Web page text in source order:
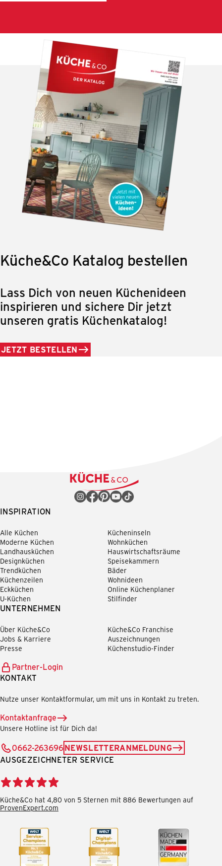
Küche&Co Katalog bestellen
Lass Dich von neuen Küchenideen
inspirieren und sichere Dir jetzt
unseren gratis Küchenkatalog!
JETZT BESTELLEN
INSPIRATION
Alle Küchen
Moderne Küchen
Landhausküchen
Designküchen
Trendküchen
Küchenzeilen
Eckküchen
U-Küchen
Kücheninseln
Wohnküchen
Hauswirtschaftsräume
Speisekammern
Bäder
Wohnideen
Online Küchenplaner
Stilfinder
UNTERNEHMEN
Über Küche&Co
Jobs & Karriere
Presse
Küche&Co Franchise
Auszeichnungen
Küchenstudio-Finder
Partner-Login
KONTAKT
Nutze unser Kontaktformular, um mit uns in Kontakt zu treten.
Kontaktanfrage
Unsere Hotline ist für Dich da!
0662-263696NEWSLETTERANMELDUNG
AUSGEZEICHNETER SERVICE
Küche&Co hat 4,80 von 5 Sternen mit 886 Bewertungen auf
ProvenExpert.com